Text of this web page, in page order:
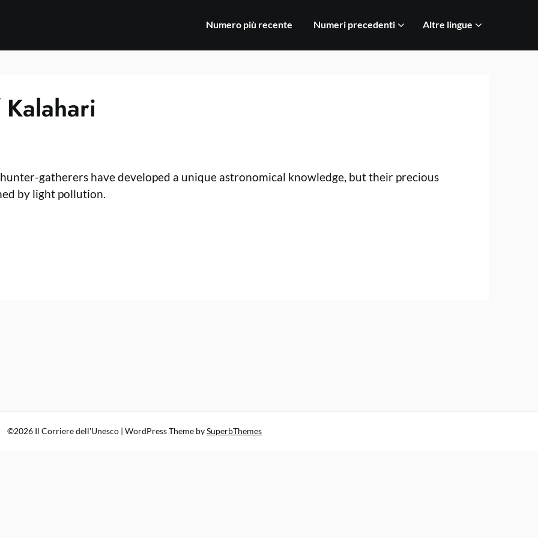
Numero più recente Numeri precedenti Altre lingue
gatherers have developed a unique astronomical knowledge, but their precious
by light pollution.
©2026 Il Corriere dell'Unesco | WordPress Theme bySuperbThemes